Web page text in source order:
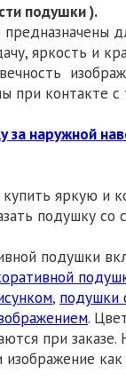
подушки ).
предназначены
яркость и
при контакте
за наружной
купить яркую
подушку со
подушки
, подушки
.
при